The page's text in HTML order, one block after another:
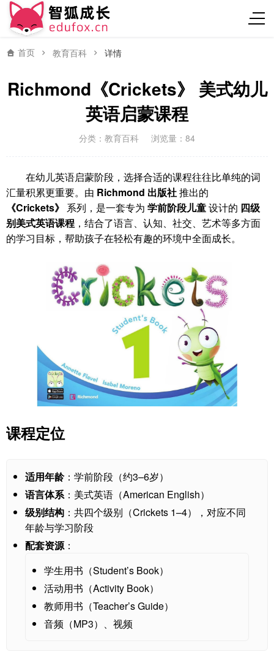
首页 教育百科 详情
Richmond《Crickets》 美式幼儿
英语启蒙课程
分类： 教育百科 浏览量：84
在幼儿英语启蒙阶段，选择合适的课程往往比单纯的词
汇量积累更重要。由 Richmond 出版社推出的
《Crickets》 系列，是一套专为 学前阶段儿童设计的 四级
别美式英语课程 ，结合了语言、认知、社交、艺术等多方面
的学习目标，帮助孩子在轻松有趣的环境中全面成长。
课程定位
适用年龄：学前阶段（约3–6岁）
语言体系：美式英语（American English）
级别结构 ：共四个级别（Crickets 1–4），对应不同
年龄与学习阶段
配套资源：
学生用书（Student’s Book）
活动用书（Activity Book）
教师用书（Teacher’s Guide）
音频（MP3）、视频